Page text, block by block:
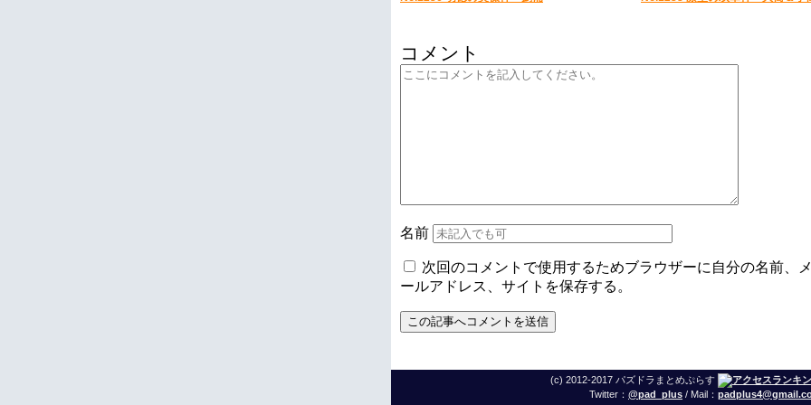
コメント
名前
次回のコメントで使用するためブラウザーに自分の名前、
ールアドレス、サイトを保存する。
(c) 2012-2017 パズドラまとめぷらす
Twitter： @pad_plus / Mail：